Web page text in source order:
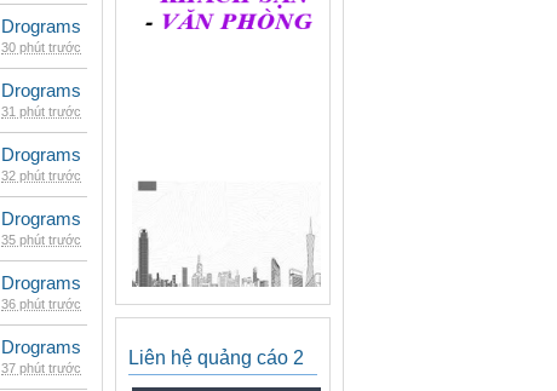
Drograms
30 phút trước
Drograms
31 phút trước
Drograms
32 phút trước
Drograms
35 phút trước
Drograms
36 phút trước
Drograms
37 phút trước Liên hệ quảng cáo 2